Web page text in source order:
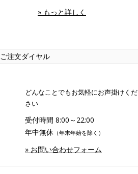
» もっと詳しく
ご注文ダイヤル
どんなことでもお気軽にお声掛けくだ
さい
受付時間 8:00～22:00
年中無休 （年末年始を除く）
» お問い合わせフォーム